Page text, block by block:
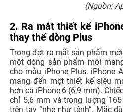
(Nguồn:
2. Ra mắt thiết kế
thay thế dòng Plus
Trong đợt ra mắt sản phẩm
một dòng sản phẩm mới
cho mẫu iPhone Plus. iPhone
mang đến một thiết kế siêu
hơn cả iPhone 6 (6,9 mm). Chiếc
chỉ 5,6 mm và trọng lượng
trên tay “nhẹ như tênh”. Mặc